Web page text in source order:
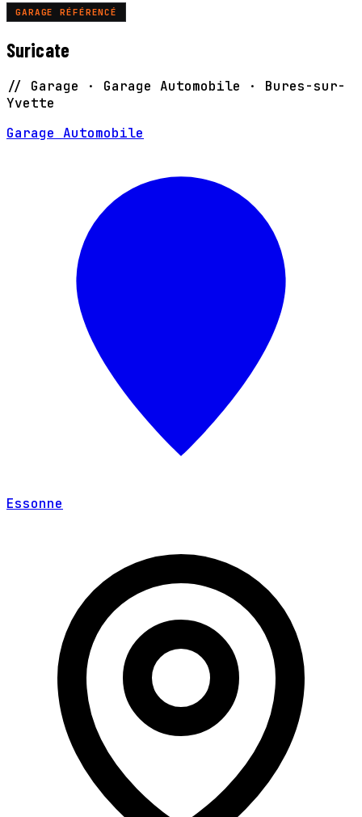
GARAGE RÉFÉRENCÉ
Suricate
// Garage · Garage Automobile · Bures-sur-
Yvette
Garage Automobile
Essonne